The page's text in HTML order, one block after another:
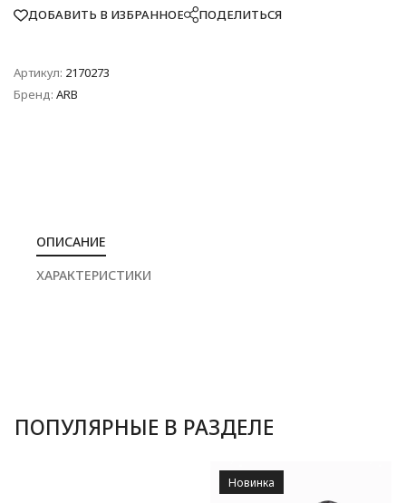
ДОБАВИТЬ В ИЗБРАННОЕ ПОДЕЛИТЬСЯ
Артикул: 2170273
Бренд: ARB
ОПИСАНИЕ
ХАРАКТЕРИСТИКИ
ПОПУЛЯРНЫЕ В РАЗДЕЛЕ
Новинка